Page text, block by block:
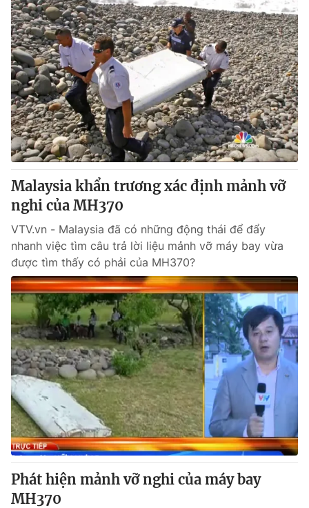
Malaysia khẩn trương xác định mảnh vỡ
nghi của MH370
VTV.vn - Malaysia đã có những động thái để đẩy
nhanh việc tìm câu trả lời liệu mảnh vỡ máy bay vừa
được tìm thấy có phải của MH370?
Phát hiện mảnh vỡ nghi của máy bay
MH370